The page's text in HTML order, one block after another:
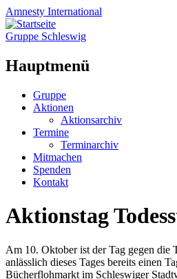
Amnesty International
Gruppe Schleswig
Hauptmenü
Zum
Inhalt
Gruppe
Aktionen
Aktionsarchiv
Termine
Terminarchiv
Mitmachen
Spenden
Kontakt
Aktionstag
Am 10. Oktober ist der Tag gegen die
anlässlich dieses Tages bereits einen
Bücherflohmarkt im Schleswiger